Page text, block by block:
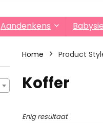
Aandenkens
Home Product
‎Koffer
Enig resultaat